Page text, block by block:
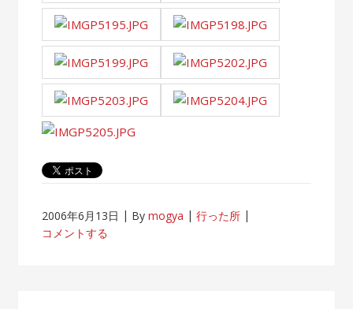
2006年6月13日 Bymogya
行った所
コメントする